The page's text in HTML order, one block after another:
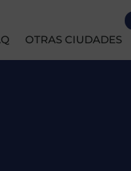
OTRAS CIUDADES